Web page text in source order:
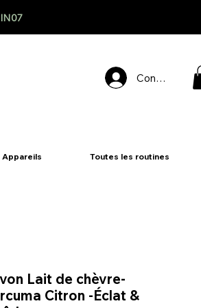
Connexion
Toutes les routines
Lait de chèvre-
Citron -Éclat &